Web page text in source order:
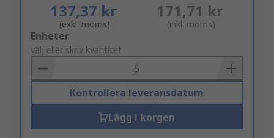
137,37 kr
(exkl. moms)
171,71 kr
(inkl. moms)
Add
to
Basket
Enheter
välj eller skriv kvantitet
Kontrollera leveransdatum
Lägg i korgen